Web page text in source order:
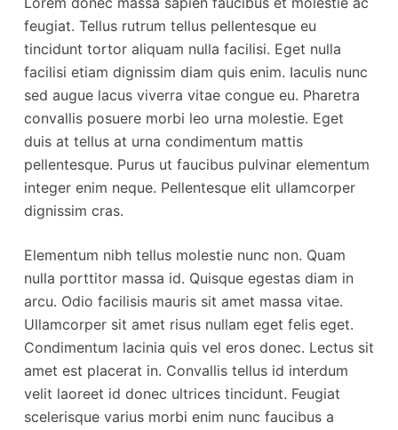
feugiat. Tellus rutrum tellus pellentesque eu
tincidunt tortor aliquam nulla facilisi. Eget nulla
facilisi etiam dignissim diam quis enim. Iaculis nunc
sed augue lacus viverra vitae congue eu. Pharetra
convallis posuere morbi leo urna molestie. Eget
duis at tellus at urna condimentum mattis
pellentesque. Purus ut faucibus pulvinar elementum
integer enim neque. Pellentesque elit ullamcorper
dignissim cras.
Elementum nibh tellus molestie nunc non. Quam
nulla porttitor massa id. Quisque egestas diam in
arcu. Odio facilisis mauris sit amet massa vitae.
Ullamcorper sit amet risus nullam eget felis eget.
Condimentum lacinia quis vel eros donec. Lectus sit
amet est placerat in. Convallis tellus id interdum
velit laoreet id donec ultrices tincidunt. Feugiat
scelerisque varius morbi enim nunc faucibus a